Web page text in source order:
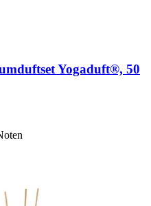
Yogaduft®, 50